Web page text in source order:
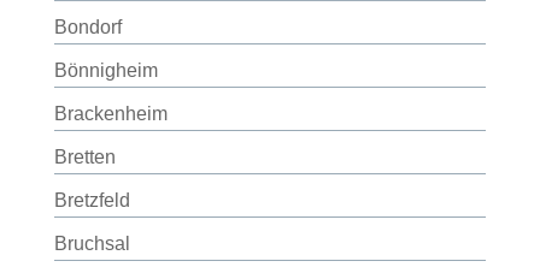
Bondorf
Bönnigheim
Brackenheim
Bretten
Bretzfeld
Bruchsal